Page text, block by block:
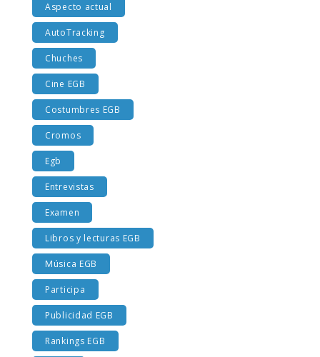
Aspecto actual
AutoTracking
Chuches
Cine EGB
Costumbres EGB
Cromos
Egb
Entrevistas
Examen
Libros y lecturas EGB
Música EGB
Participa
Publicidad EGB
Rankings EGB